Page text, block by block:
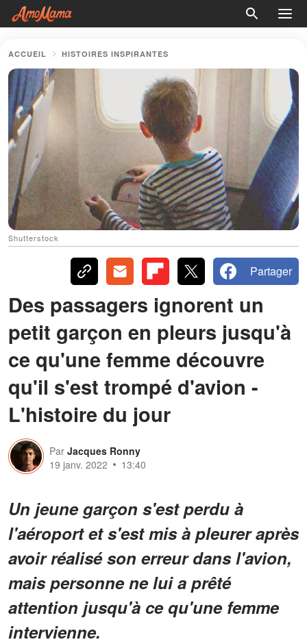
ACCUEIL HISTOIRES INSPIRANTES
Shutterstock
Partager
Des passagers ignorent un
petit garçon en pleurs jusqu'à
ce qu'une femme découvre
qu'il s'est trompé d'avion -
L'histoire du jour
Par Jacques Ronny
19 janv. 2022
13:40
Un jeune garçon s'est perdu à
l'aéroport et s'est mis à pleurer après
avoir réalisé son erreur dans l'avion,
mais personne ne lui a prêté
attention jusqu'à ce qu'une femme
intervienne.